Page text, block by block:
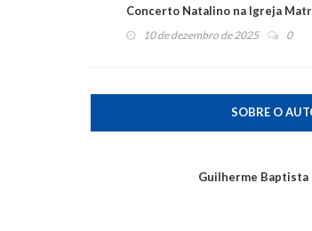
Concerto Natalino na Igreja
10 de dezembro de 2025 0
SOBRE O
Guilherme Baptista